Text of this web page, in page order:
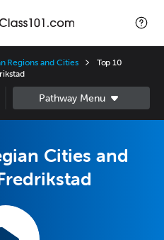
Regions and Cities
Top 10
Cities and